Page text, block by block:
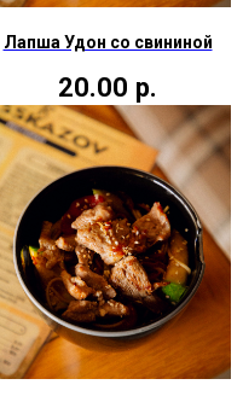
Лапша Удон со свининой
20.00 р.